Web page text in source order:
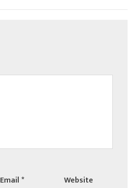
Email* Website